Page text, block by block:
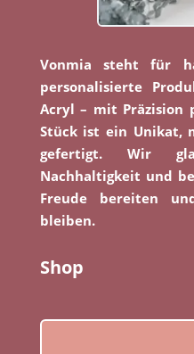
Vonmia steht für
personalisierte
Acryl – mit Präzision
Stück ist ein Unikat,
gefertigt. Wir
Nachhaltigkeit und
Freude bereiten
bleiben.
Shop